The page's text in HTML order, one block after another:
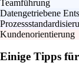
Teamführung
Datengetriebene
Kundenorientierung
Einige Tipps